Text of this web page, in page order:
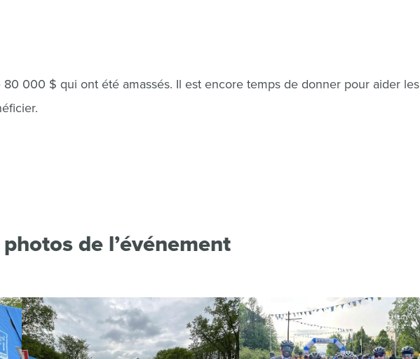
80 000 $ qui ont été amassés. Il est encore temps de donner pour aider les
de l’événement